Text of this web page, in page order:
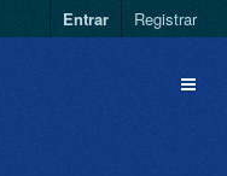
Entrar Registrar